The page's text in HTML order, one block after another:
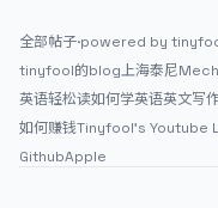
全部帖子·powered by
tinyfool的blog上海泰尼
英语轻松读如何学英语英文写
如何赚钱Tinyfool's Youtube
GithubApple